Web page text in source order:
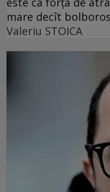
mare decît
Valeriu STOICA